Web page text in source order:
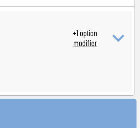
+1option
modifier